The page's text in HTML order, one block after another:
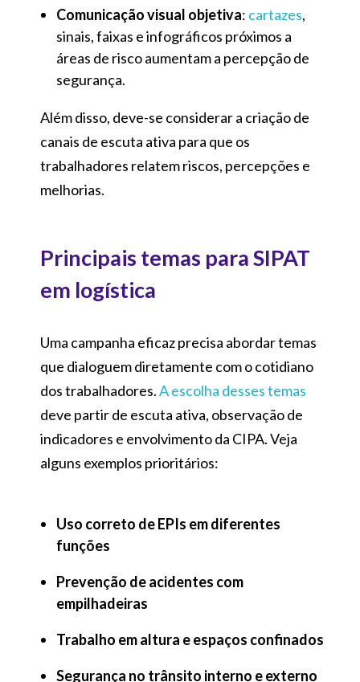
Comunicação visual objetiva: cartazes,
sinais, faixas e infográficos próximos a
áreas de risco aumentam a percepção de
segurança.
Além disso, deve-se considerar a criação de
canais de escuta ativa para que os
trabalhadores relatem riscos, percepções e
melhorias.
Principais temas para SIPAT
em logística
Uma campanha eficaz precisa abordar temas
que dialoguem diretamente com o cotidiano
dos trabalhadores.A escolha desses temas
deve partir de escuta ativa, observação de
indicadores e envolvimento da CIPA. Veja
alguns exemplos prioritários:
Uso correto de EPIs em diferentes
funções
Prevenção de acidentes com
empilhadeiras
Trabalho em altura e espaços confinados
Segurança no trânsito interno e externo